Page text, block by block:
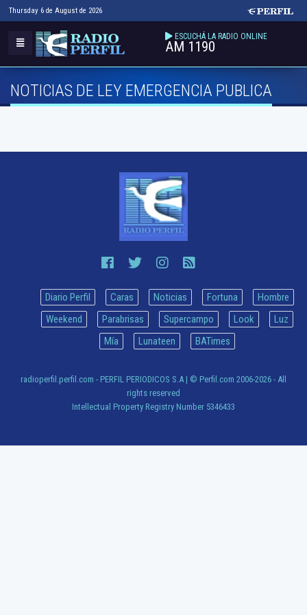
Thursday 6 de August de 2026
ESCUCHÁ LA RADIO ONLINE
AM 1190
NOTICIAS DE LEY EMERGENCIA PUBLICA
Diario Perfil Caras Noticias Fortuna
Hombre
Weekend
Parabrisas Supercampo Look
Luz
Mía
Lunateen BATimes
radioperfil.perfil.com - PERFIL PERIODICOS S.A | © Perfil.com 2006-2026 - All
rights reserved
Intellectual Property Registry Number 5346433